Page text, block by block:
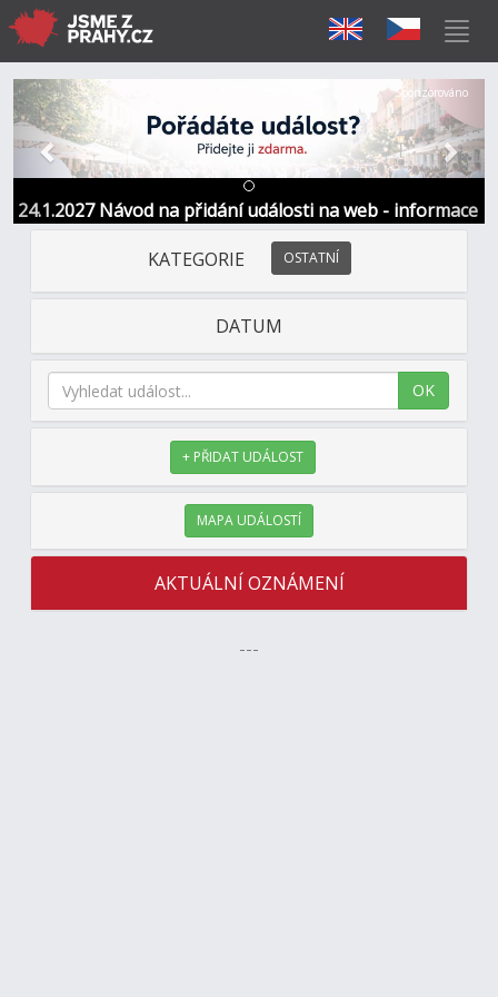
24.1.2027 Návod na přidání události na web - informace
a kontakt
Předchozí Další
Sponzorováno
KATEGORIE OSTATNÍ
DATUM
OK
+ PŘIDAT UDÁLOST
MAPA UDÁLOSTÍ
AKTUÁLNÍ OZNÁMENÍ
---